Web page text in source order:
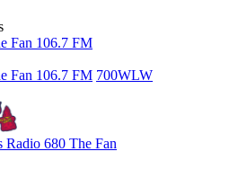
Fan 106.7 FM
Fan 106.7 FM 700WLW
680 The Fan